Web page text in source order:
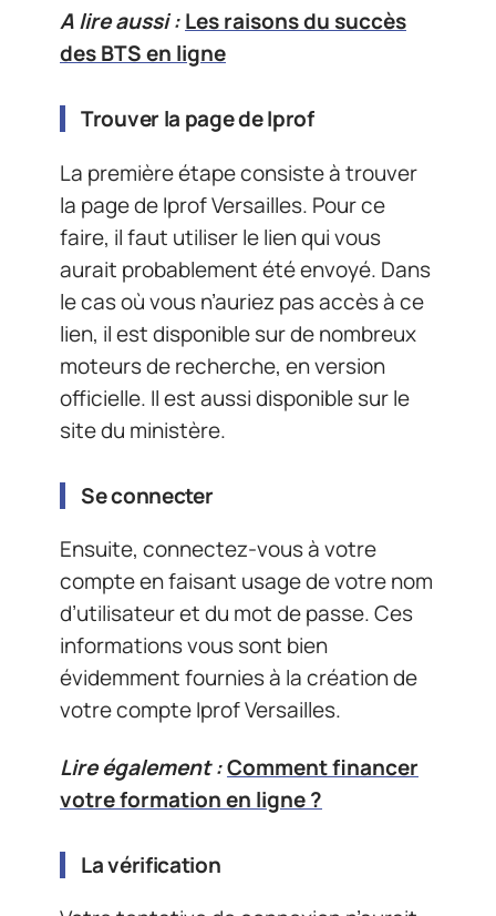
A lire aussi :Les raisons du succès
des BTS en ligne
Trouver la page de Iprof
La première étape consiste à trouver
la page de Iprof Versailles. Pour ce
faire, il faut utiliser le lien qui vous
aurait probablement été envoyé. Dans
le cas où vous n’auriez pas accès à ce
lien, il est disponible sur de nombreux
moteurs de recherche, en version
officielle. Il est aussi disponible sur le
site du ministère.
Se connecter
Ensuite, connectez-vous à votre
compte en faisant usage de votre nom
d’utilisateur et du mot de passe. Ces
informations vous sont bien
évidemment fournies à la création de
votre compte Iprof Versailles.
Lire également :Comment financer
votre formation en ligne ?
La vérification